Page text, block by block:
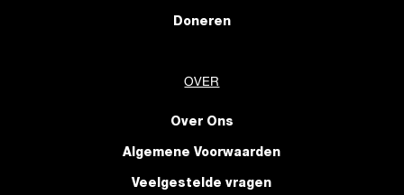
Doneren
OVER
Over Ons
Algemene Voorwaarden
Veelgestelde vragen